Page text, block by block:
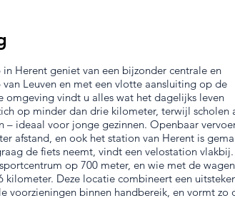
Herent geniet van een bijzonder centrale en
Leuven en met een vlotte aansluiting op de
omgeving vindt u alles wat het dagelijks leven
op minder dan drie kilometer, terwijl scholen
– ideaal voor jonge gezinnen. Openbaar
afstand, en ook het station van Herent is
de fiets neemt, vindt een velostation vlakbij.
op 700 meter, en wie met de wagen
Deze locatie combineert een
voorzieningen binnen handbereik, en vormt zo